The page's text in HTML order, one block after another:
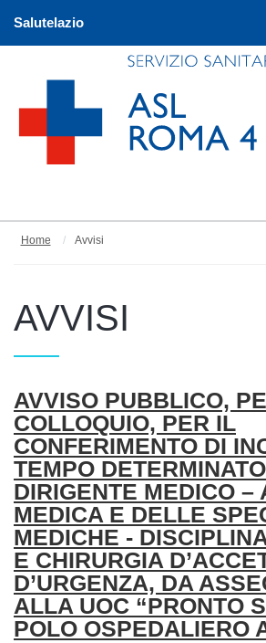
Salutelazio
Home Avvisi
AVVISI
Titolo
AVVISO PUBBLICO,
COLLOQUIO, PER IL
CONFERIMENTO DI
TEMPO
DIRIGENTE MEDICO –
MEDICA E DELLE
MEDICHE -
E CHIRURGIA
D’URGENZA, DA
ALLA UOC “PRONTO
POLO OSPEDALIERO